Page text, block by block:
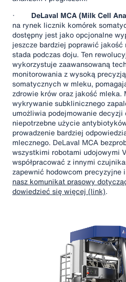
· DeLaval MCA (Milk Cell
na rynek licznik komórek
dostępny jest jako opcjonalne
jeszcze bardziej poprawić
stada podczas doju. Ten
wykorzystuje zaawansowaną
monitorowania z wysoką
somatycznych w mleku,
zdrowie krów oraz jakość mleka.
wykrywanie subklinicznego
umożliwia podejmowanie decyzji
niepotrzebne użycie
prowadzenie bardziej
mlecznego. DeLaval MCA
wszystkimi robotami udojowymi
współpracować z innymi
zapewnić hodowcom precyzyjne
nasz komunikat prasowy
dowiedzieć się więcej (link).